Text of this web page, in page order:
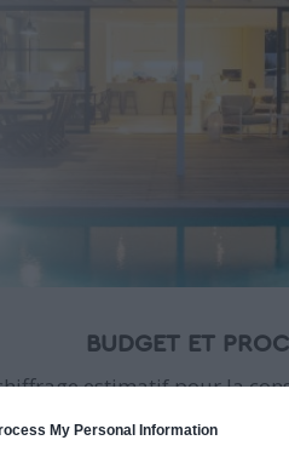
My Personal Information
BUDGET ET
estimatif pour la
de livraison souhaité :
d'air) ou clé en